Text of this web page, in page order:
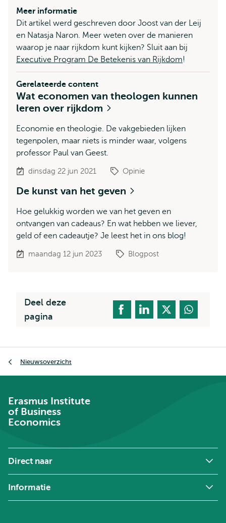
Meer informatie
Dit artikel werd geschreven door Joost van der Leij
en Natasja Naron. Meer weten over de manieren
waarop je naar rijkdom kunt kijken? Sluit aan bij
Executive Program De Betekenis van Rijkdom!
Gerelateerde content
Wat economen van theologen kunnen
leren over rijkdom
Economie en theologie. De vakgebieden lijken
tegenpolen, maar niets is minder waar, volgens
professor Paul van Geest.
dinsdag 22 jun 2021 Opinie
De kunst van het geven
Hoe gelukkig worden we van het geven en
ontvangen van cadeaus? En wat hebben we liever,
geld of een cadeautje? Je leest het in ons blog!
maandag 12 jun 2023 Blogpost
Deel deze
pagina
Nieuwsoverzicht
Erasmus Institute
of Business
Economics
Direct naar
Informatie